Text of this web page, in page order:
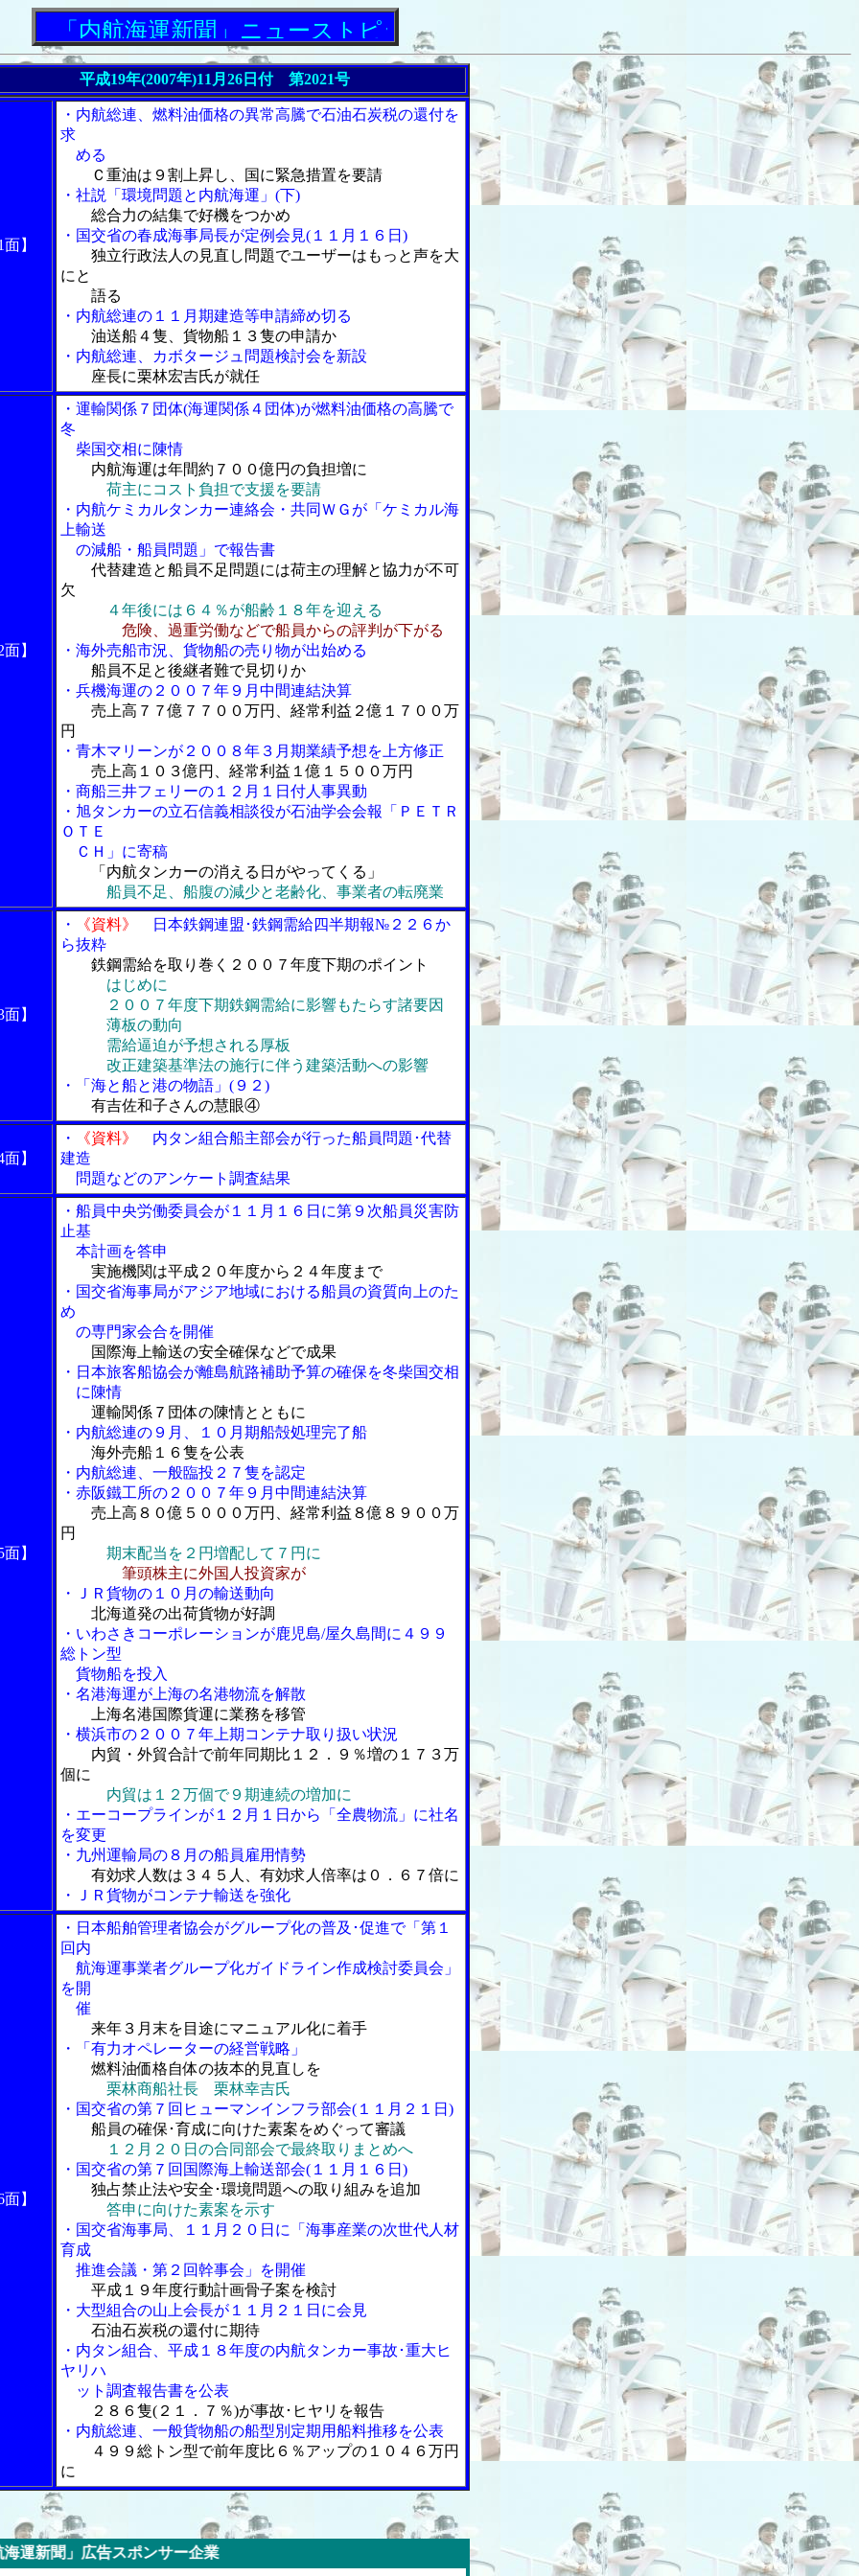
「内航海運新聞」ニューストピックス
平成19年(2007年)11月26日付 第2021号
】
・内航総連、燃料油価格の異常高騰で石油石炭税の還付を
求
める
Ｃ重油は９割上昇し、国に緊急措置を要請
・社説「環境問題と内航海運」(下)
総合力の結集で好機をつかめ
・国交省の春成海事局長が定例会見(１１月１６日)
独立行政法人の見直し問題でユーザーはもっと声を大
にと
語る
・内航総連の１１月期建造等申請締め切る
油送船４隻、貨物船１３隻の申請か
・内航総連、カボタージュ問題検討会を新設
座長に栗林宏吉氏が就任
】
・運輸関係７団体(海運関係４団体)が燃料油価格の高騰で
冬
柴国交相に陳情
内航海運は年間約７００億円の負担増に
荷主にコスト負担で支援を要請
・内航ケミカルタンカー連絡会・共同ＷＧが「ケミカル海
上輸送
の減船・船員問題」で報告書
代替建造と船員不足問題には荷主の理解と協力が不可
欠
４年後には６４％が船齢１８年を迎える
危険、過重労働などで船員からの評判が下がる
・海外売船市況、貨物船の売り物が出始める
船員不足と後継者難で見切りか
・兵機海運の２００７年９月中間連結決算
売上高７７億７７００万円、経常利益２億１７００万
円
・青木マリーンが２００８年３月期業績予想を上方修正
売上高１０３億円、経常利益１億１５００万円
・商船三井フェリーの１２月１日付人事異動
・旭タンカーの立石信義相談役が石油学会会報「ＰＥＴＲ
ＯＴＥ
ＣＨ」に寄稿
「内航タンカーの消える日がやってくる」
船員不足、船腹の減少と老齢化、事業者の転廃業
】
・ 《資料》
日本鉄鋼連盟･鉄鋼需給四半期報№２２６か
ら抜粋
鉄鋼需給を取り巻く２００７年度下期のポイント
はじめに
２００７年度下期鉄鋼需給に影響もたらす諸要因
薄板の動向
需給逼迫が予想される厚板
改正建築基準法の施行に伴う建築活動への影響
・「海と船と港の物語」(９２)
有吉佐和子さんの慧眼④
】
・ 《資料》
内タン組合船主部会が行った船員問題･代替
建造
問題などのアンケート調査結果
】
・船員中央労働委員会が１１月１６日に第９次船員災害防
止基
本計画を答申
実施機関は平成２０年度から２４年度まで
・国交省海事局がアジア地域における船員の資質向上のた
め
の専門家会合を開催
国際海上輸送の安全確保などで成果
・日本旅客船協会が離島航路補助予算の確保を冬柴国交相
に陳情
運輸関係７団体の陳情とともに
・内航総連の９月、１０月期船殻処理完了船
海外売船１６隻を公表
・内航総連、一般臨投２７隻を認定
・赤阪鐵工所の２００７年９月中間連結決算
売上高８０億５０００万円、経常利益８億８９００万
円
期末配当を２円増配して７円に
筆頭株主に外国人投資家が
・ＪＲ貨物の１０月の輸送動向
北海道発の出荷貨物が好調
・いわさきコーポレーションが鹿児島/屋久島間に４９９
総トン型
貨物船を投入
・名港海運が上海の名港物流を解散
上海名港国際貨運に業務を移管
・横浜市の２００７年上期コンテナ取り扱い状況
内貿・外貿合計で前年同期比１２．９％増の１７３万
個に
内貿は１２万個で９期連続の増加に
・エーコープラインが１２月１日から「全農物流」に社名
を変更
・九州運輸局の８月の船員雇用情勢
有効求人数は３４５人、有効求人倍率は０．６７倍に
・ＪＲ貨物がコンテナ輸送を強化
】
・日本船舶管理者協会がグループ化の普及･促進で「第１
回内
航海運事業者グループ化ガイドライン作成検討委員会」
を開
催
来年３月末を目途にマニュアル化に着手
・「有力オペレーターの経営戦略」
燃料油価格自体の抜本的見直しを
栗林商船社長 栗林幸吉氏
・国交省の第７回ヒューマンインフラ部会(１１月２１日)
船員の確保･育成に向けた素案をめぐって審議
１２月２０日の合同部会で最終取りまとめへ
・国交省の第７回国際海上輸送部会(１１月１６日)
独占禁止法や安全･環境問題への取り組みを追加
答申に向けた素案を示す
・国交省海事局、１１月２０日に「海事産業の次世代人材
育成
推進会議・第２回幹事会」を開催
平成１９年度行動計画骨子案を検討
・大型組合の山上会長が１１月２１日に会見
石油石炭税の還付に期待
・内タン組合、平成１８年度の内航タンカー事故･重大ヒ
ヤリハ
ット調査報告書を公表
２８６隻(２１．７％)が事故･ヒヤリを報告
・内航総連、一般貨物船の船型別定期用船料推移を公表
４９９総トン型で前年度比６％アップの１０４６万円
に
告スポンサー企業